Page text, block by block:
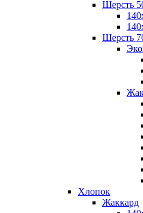
Шерсть
Шерсть
Хлопок
Жаккард